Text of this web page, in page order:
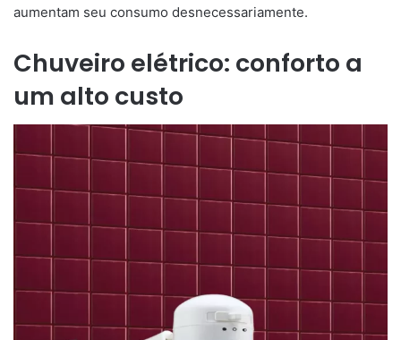
aumentam seu consumo desnecessariamente.
Chuveiro elétrico: conforto a
um alto custo